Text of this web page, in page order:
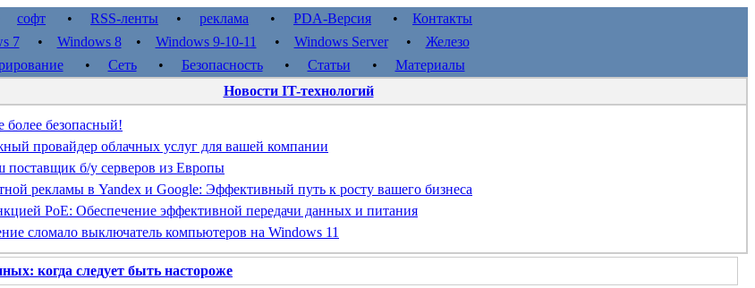
софт • RSS-ленты • реклама • PDA-Версия • Контакты
7• Windows 8• Windows 9-10-11 • Windows Server• Железо
• Сеть• Безопасность• Статьи • Материалы
Новости IT-технологий
более безопасный!
провайдер облачных услуг для вашей компании
б/у серверов из Европы
рекламы в Yandex и Google: Эффективный путь к росту вашего бизнеса
PoE: Обеспечение эффективной передачи данных и питания
сломало выключатель компьютеров на Windows 11
когда следует быть настороже